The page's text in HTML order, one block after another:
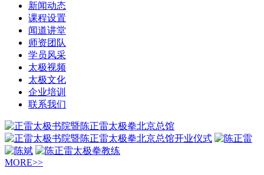
新闻动态
课程设置
闻道讲堂
师资团队
学员风采
太极视频
太极文化
企业培训
联系我们
MORE>>